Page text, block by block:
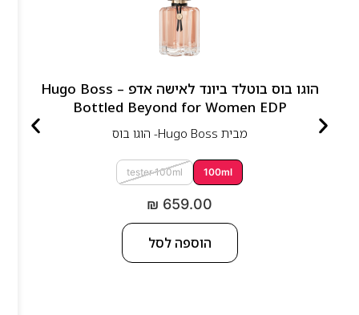
הוגו בוס בוטלד ביונד לאישה אדפ – Hugo Boss
Bottled Beyond for Women EDP
מבית Hugo Boss- הוגו בוס
100ml
tester 100ml
₪ 659.00
הוספה לסל